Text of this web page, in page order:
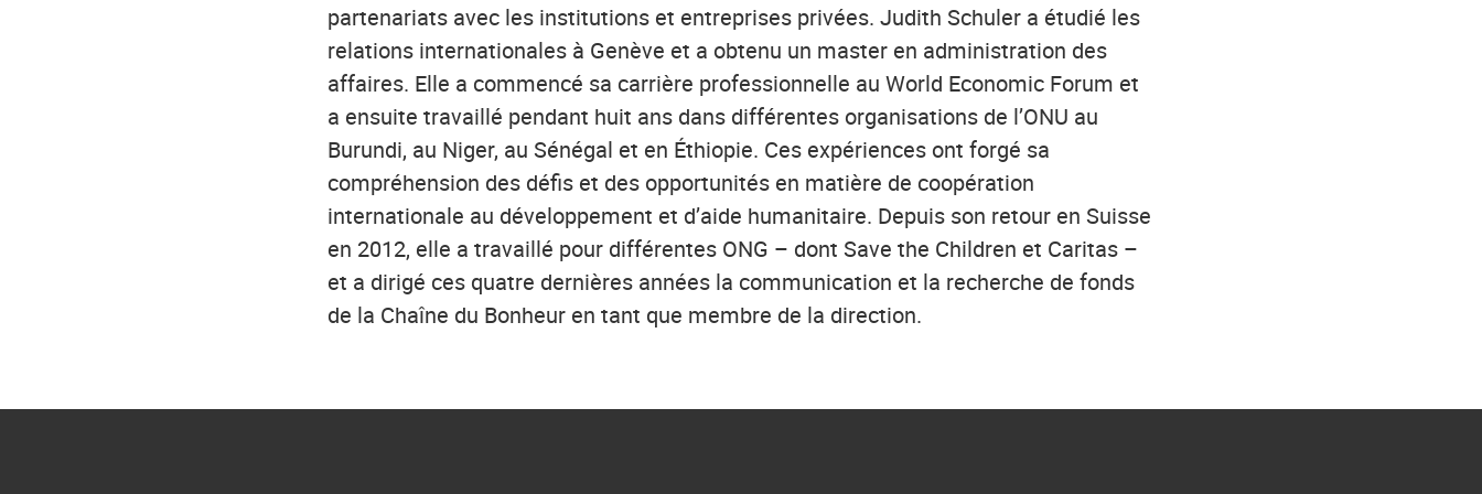
partenariats avec les institutions et entreprises privées. Judith Schuler a étudié les
relations internationales à Genève et a obtenu un master en administration des
affaires. Elle a commencé sa carrière professionnelle au World Economic Forum et
a ensuite travaillé pendant huit ans dans différentes organisations de l’ONU au
Burundi, au Niger, au Sénégal et en Éthiopie. Ces expériences ont forgé sa
compréhension des défis et des opportunités en matière de coopération
internationale au développement et d’aide humanitaire. Depuis son retour en Suisse
en 2012, elle a travaillé pour différentes ONG – dont Save the Children et Caritas –
et a dirigé ces quatre dernières années la communication et la recherche de fonds
de la Chaîne du Bonheur en tant que membre de la direction.